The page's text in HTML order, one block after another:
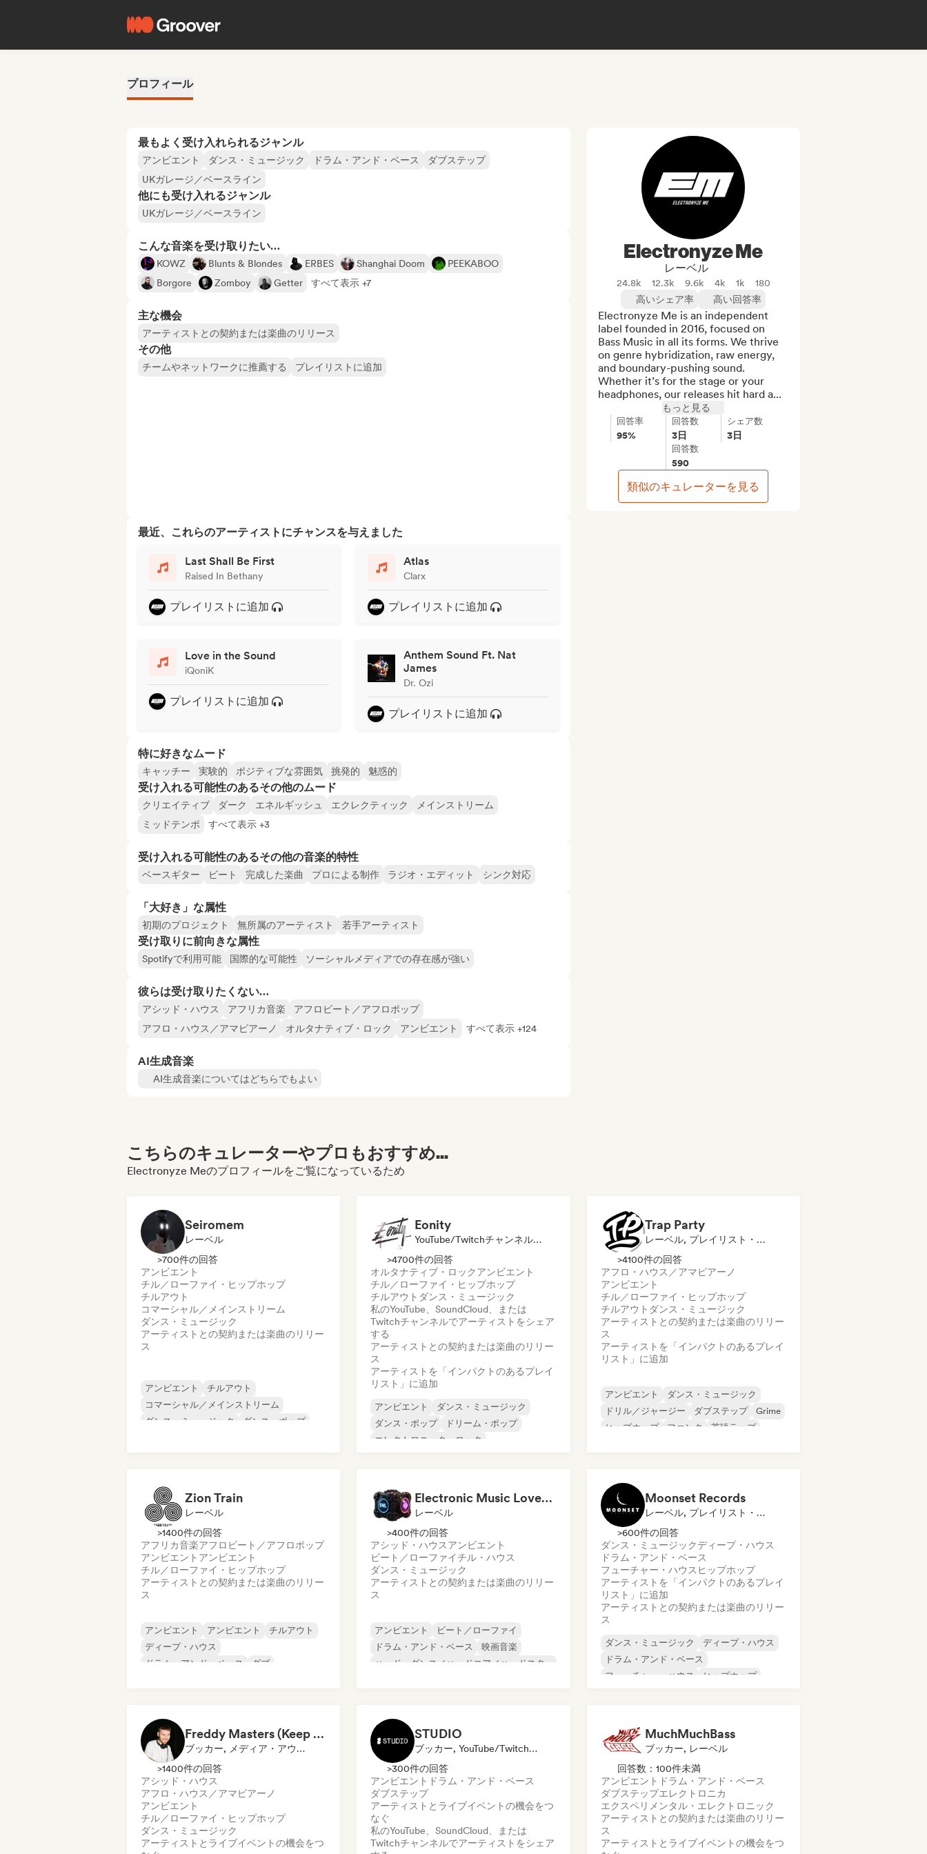
プロフィール
最もよく受け入れられるジャンル
アンビエント ダンス・ミュージック ドラム・アンド・ベース
ダブステップ
UKガレージ／ベースライン
他にも受け入れるジャンル
UKガレージ／ベースライン
こんな音楽を受け取りたい…
KOWZ Blunts & Blondes ERBES Shanghai Doom
PEEKABOO
Borgore
Zomboy Getter すべて表示 +7
主な機会
アーティストとの契約または楽曲のリリース
その他
チームやネットワークに推薦する プレイリストに追加
最近、これらのアーティストにチャンスを与えました
Last Shall Be First
Raised In Bethany
プレイリストに追加
Atlas
Clarx
プレイリストに追加
Love in the Sound
iQoniK
プレイリストに追加
Anthem Sound Ft. Nat
James
Dr. Ozi
プレイリストに追加
特に好きなムード
キャッチー 実験的 ポジティブな雰囲気 挑発的 魅惑的
受け入れる可能性のあるその他のムード
クリエイティブ ダーク エネルギッシュ エクレクティック
メインストリーム
ミッドテンポ
すべて表示 +3
受け入れる可能性のあるその他の音楽的特性
ベースギター ビート 完成した楽曲 プロによる制作 ラジオ・エディット シンク対応
「大好き」な属性
初期のプロジェクト 無所属のアーティスト 若手アーティスト
受け取りに前向きな属性
Spotifyで利用可能 国際的な可能性 ソーシャルメディアでの存在感が強い
彼らは受け取りたくない…
アシッド・ハウス アフリカ音楽
アフロビート／アフロポップ
アフロ・ハウス／アマピアーノ
オルタナティブ・ロック アンビエント すべて表示 +124
AI生成音楽
AI生成音楽についてはどちらでもよい
Electronyze Me
レーベル
24.8k 12.3k 9.6k 4k 1k
180
高いシェア率
高い回答率
Electronyze Me is an independent
label founded in 2016, focused on
Bass Music in all its forms. We thrive
on genre hybridization, raw energy,
and boundary-pushing sound.
Whether it’s for the stage or your
headphones, our releases hit hard a...
もっと見る
回答率
95%
回答数
3日
シェア数
3日
回答数
590
類似のキュレーターを見る
こちらのキュレーターやプロもおすすめ...
Electronyze Meのプロフィールをご覧になっているため
Seiromem
レーベル
>700件の回答
アンビエント
チル／ローファイ・ヒップホップ
チルアウト
コマーシャル／メインストリーム
ダンス・ミュージック
アーティストとの契約または楽曲のリリー
ス
アンビエント
チルアウト
コマーシャル／メインストリーム
ダンス・ミュージック
ダンス・ポップ
Eonity
YouTube/Twitchチャンネル, レーベル, プレイリスト・キュレーター
>4700件の回答
オルタナティブ・ロックアンビエント
チル／ローファイ・ヒップホップ
チルアウト ダンス・ミュージック
私のYouTube、SoundCloud、または
Twitchチャンネルでアーティストをシェア
する
アーティストとの契約または楽曲のリリー
ス
アーティストを「インパクトのあるプレイ
リスト」に追加
アンビエント
ダンス・ミュージック
ダンス・ポップ
ドリーム・ポップ
エレクトロニック・ロック
Trap Party
レーベル, プレイリスト・キュレーター
>4100件の回答
アフロ・ハウス／アマピアーノ
アンビエント
チル／ローファイ・ヒップホップ
チルアウト ダンス・ミュージック
アーティストとの契約または楽曲のリリー
ス
アーティストを「インパクトのあるプレイ
リスト」に追加
アンビエント
ダンス・ミュージック
ドリル／ジャージー
ダブステップ
Grime
ヒップホップ
ファンク 英語ラップ
Zion Train
レーベル
>1400件の回答
アフリカ音楽アフロビート／アフロポップ
アンビエント アンビエント
チル／ローファイ・ヒップホップ
アーティストとの契約または楽曲のリリー
ス
アンビエント アンビエント
チルアウト
ディープ・ハウス
ドラム・アンド・ベース
ダブ
Electronic Music Lovers Group (EML)
レーベル
>400件の回答
アシッド・ハウスアンビエント
ビート／ローファイチル・ハウス
ダンス・ミュージック
アーティストとの契約または楽曲のリリー
ス
アンビエント
ビート／ローファイ
ドラム・アンド・ベース
映画音楽
ハード・ダンス／ハードコア／ハードスタ
Moonset Records
レーベル, プレイリスト・キュレーター
>600件の回答
ダンス・ミュージックディープ・ハウス
ドラム・アンド・ベース
フューチャー・ハウス ヒップホップ
アーティストを「インパクトのあるプレイ
リスト」に追加
アーティストとの契約または楽曲のリリー
ス
ダンス・ミュージック
ディープ・ハウス
ドラム・アンド・ベース
フューチャー・ハウス
ヒップホップ
テックハウス
Freddy Masters (Keep Hush)
ブッカー, メディア・アウトレット／ジャーナリスト, 選定DJ
>1400件の回答
アシッド・ハウス
アフロ・ハウス／アマピアーノ
アンビエント
チル／ローファイ・ヒップホップ
ダンス・ミュージック
アーティストとライブイベントの機会をつ
STUDIO
ブッカー, YouTube/Twitchチャンネル
>300件の回答
アンビエント ドラム・アンド・ベース
ダブステップ
アーティストとライブイベントの機会をつ
なぐ
私のYouTube、SoundCloud、または
Twitchチャンネルでアーティストをシェア
MuchMuchBass
ブッカー, レーベル
回答数：100件未満
アンビエント ドラム・アンド・ベース
ダブステップエレクトロニカ
エクスペリメンタル・エレクトロニック
アーティストとの契約または楽曲のリリー
ス
アーティストとライブイベントの機会をつ